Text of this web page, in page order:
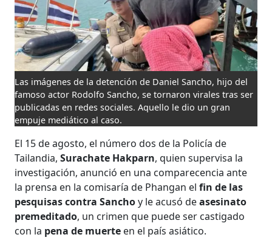
Las imágenes de la detención de Daniel Sancho, hijo del
famoso actor Rodolfo Sancho, se tornaron virales tras ser
publicadas en redes sociales. Aquello le dio un gran
empuje mediático al caso.
El 15 de agosto, el número dos de la Policía de
Tailandia,Surachate Hakparn, quien supervisa la
investigación, anunció en una comparecencia ante
la prensa en la comisaría de Phangan elfin de las
pesquisas contra Sanchoy le acusó deasesinato
premeditado, un crimen que puede ser castigado
con la pena de muerte en el país asiático.